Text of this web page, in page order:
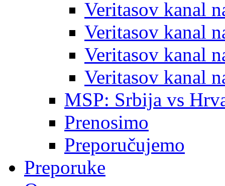
Veritasov kanal
Veritasov kanal
Veritasov kanal
Veritasov kanal
MSP: Srbija vs
Prenosimo
Preporučujemo
Preporuke